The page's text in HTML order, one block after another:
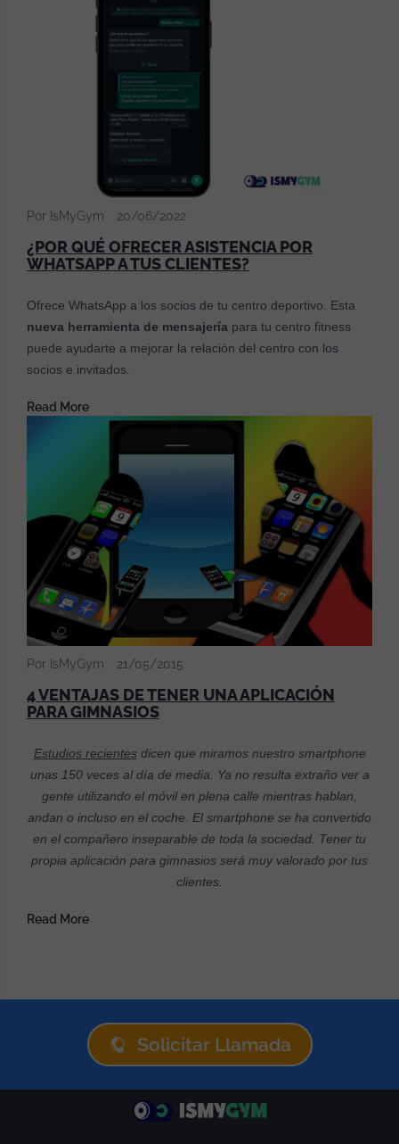
Por IsMyGym 20/06/2022
¿POR QUÉ OFRECER ASISTENCIA POR
WHATSAPP A TUS CLIENTES?
Ofrece WhatsApp a los socios de tu centro deportivo. Esta
nueva herramienta de mensajería para tu centro fitness
puede ayudarte a mejorar la relación del centro con los
socios e invitados.
Read More
Por IsMyGym 21/05/2015
4 VENTAJAS DE TENER UNA APLICACIÓN
PARA GIMNASIOS
Estudios recientesdicen que miramos nuestro smartphone
unas 150 veces al día de media. Ya no resulta extraño ver a
gente utilizando el móvil en plena calle mientras hablan,
andan o incluso en el coche. El smartphone se ha convertido
en el compañero inseparable de toda la sociedad. Tener tu
propia aplicación para gimnasios será muy valorado por tus
clientes.
Read More
Solicitar Llamada